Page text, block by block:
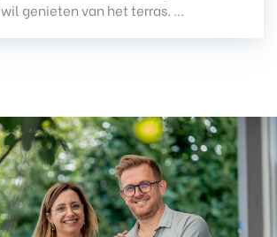
genieten van het terras. ...